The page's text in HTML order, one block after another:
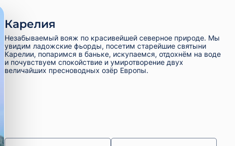
Карелия
Незабываемый вояж по красивейшей северное природе. Мы
увидим ладожские фьорды, посетим старейшие святыни
Карелии, попаримся в баньке, искупаемся, отдохнём на воде
и почувствуем спокойствие и умиротворение двух
величайших пресноводных озёр Европы.